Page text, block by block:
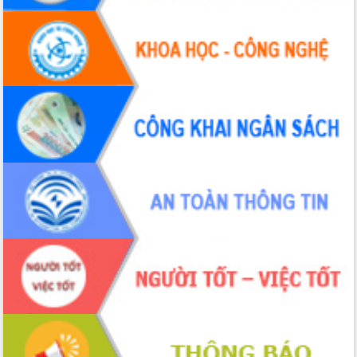
Hội thảo khoa học “Giải pháp thúc đẩy
phát triển nền kinh tế xanh tại tỉnh
Đắk Lắk”
Tăng cường giám sát, đôn đốc thực
hiện nhiệm vụ quản lý tài sản công
hàng tuần
Tháo gỡ những vướng mắc, đẩy mạnh
công tác cải cách thủ tục hành chính
tại Trung tâm Phục vụ hành chính
công tỉnh
Đắk Lắk: Tôn vinh 46 giải pháp tại Hội
thi Sáng tạo Kỹ thuật 2024 - 2025
Đắk Lắk rà soát, điều chỉnh Đề án 190
về phát triển nuôi trồng thủy sản
Phó Chủ tịch UBND tỉnh Đắk Lắk
Trương Công Thái kiểm tra thực địa
Dự án cao tốc Khánh Hòa - Buôn Ma
Thuột
Định vị cà phê Việt Nam như một “di
sản sống” trong dòng chảy toàn cầu